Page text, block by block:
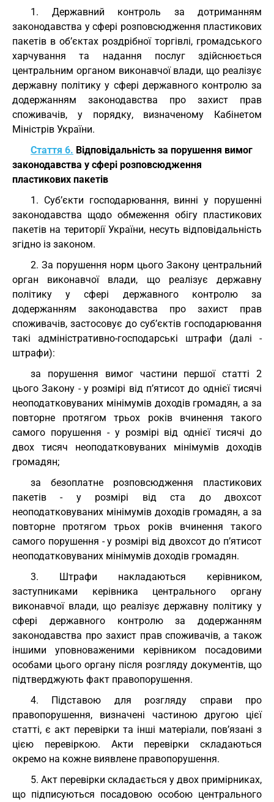
1. Державний контроль за дотриманням
законодавства у сфері розповсюдження пластикових
пакетів в об’єктах роздрібної торгівлі, громадського
харчування та надання послуг здійснюється
центральним органом виконавчої влади, що реалізує
державну політику у сфері державного контролю за
додержанням законодавства про захист прав
споживачів, у порядку, визначеному Кабінетом
Міністрів України.
Стаття 6. Відповідальність за порушення вимог
законодавства у сфері розповсюдження
пластикових пакетів
1. Суб’єкти господарювання, винні у порушенні
законодавства щодо обмеження обігу пластикових
пакетів на території України, несуть відповідальність
згідно із законом.
2. За порушення норм цього Закону центральний
орган виконавчої влади, що реалізує державну
політику у сфері державного контролю за
додержанням законодавства про захист прав
споживачів, застосовує до суб’єктів господарювання
такі адміністративно-господарські штрафи (далі -
штрафи):
за порушення вимог частини першої статті 2
цього Закону - у розмірі від п’ятисот до однієї тисячі
неоподатковуваних мінімумів доходів громадян, а за
повторне протягом трьох років вчинення такого
самого порушення - у розмірі від однієї тисячі до
двох тисяч неоподатковуваних мінімумів доходів
громадян;
за безоплатне розповсюдження пластикових
пакетів - у розмірі від ста до двохсот
неоподатковуваних мінімумів доходів громадян, а за
повторне протягом трьох років вчинення такого
самого порушення - у розмірі від двохсот до п’ятисот
неоподатковуваних мінімумів доходів громадян.
3. Штрафи накладаються керівником,
заступниками керівника центрального органу
виконавчої влади, що реалізує державну політику у
сфері державного контролю за додержанням
законодавства про захист прав споживачів, а також
іншими уповноваженими керівником посадовими
особами цього органу після розгляду документів, що
підтверджують факт правопорушення.
4. Підставою для розгляду справи про
правопорушення, визначені частиною другою цієї
статті, є акт перевірки та інші матеріали, пов’язані з
цією перевіркою. Акти перевірки складаються
окремо на кожне виявлене правопорушення.
5. Акт перевірки складається у двох примірниках,
що підписуються посадовою особою центрального